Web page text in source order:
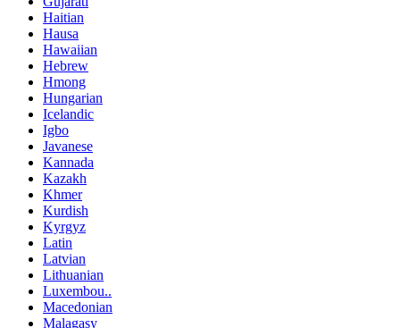
Haitian
Hausa
Hawaiian
Hebrew
Hmong
Hungarian
Icelandic
Igbo
Javanese
Kannada
Kazakh
Khmer
Kurdish
Kyrgyz
Latin
Latvian
Lithuanian
Luxembou..
Macedonian
Malagasy